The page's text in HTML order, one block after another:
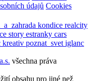
údajů Cookies
kondice realcity
story estranky cars
kreativ poznat_svet iglanc
všechna práva
obsahu pro jiné než